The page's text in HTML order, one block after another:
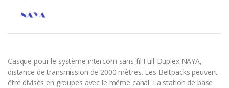
Casque pour le système intercom sans fil Full-Duplex NAYA,
distance de transmission de 2000 mètres. Les Beltpacks peuvent
être divisés en groupes avec le même canal. La station de base